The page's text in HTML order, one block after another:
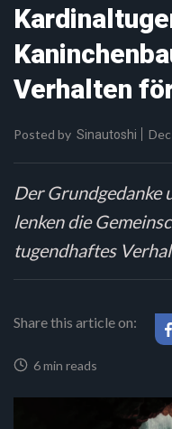
Verhalten
Posted by Sinautoshi
Der Grundgedanke
lenken die
tugendhaftes
Share this article on:
6 min reads